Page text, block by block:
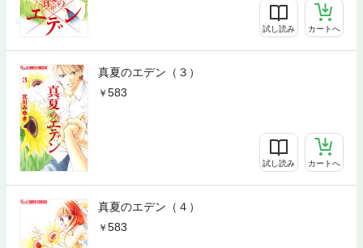
試し読み カートへ
真夏のエデン（３）
583
試し読み カートへ
真夏のエデン（４）
583